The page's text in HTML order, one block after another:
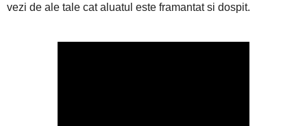
vezi de ale tale cat aluatul este framantat si dospit.